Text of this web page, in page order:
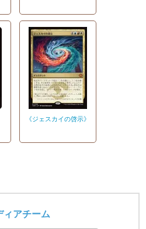
《ジェスカイの啓示》
ィアチーム